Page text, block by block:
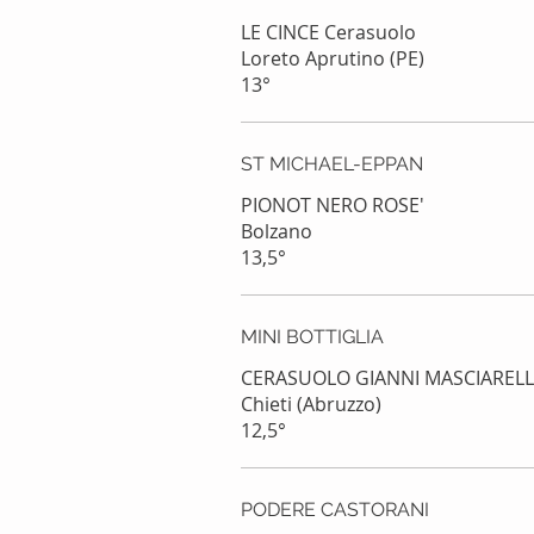
LE CINCE Cerasuolo
Loreto Aprutino (PE)
13°
ST MICHAEL-EPPAN
PIONOT NERO ROSE'
Bolzano
13,5°
MINI BOTTIGLIA
CERASUOLO GIANNI
Chieti (Abruzzo)
PODERE CASTORANI